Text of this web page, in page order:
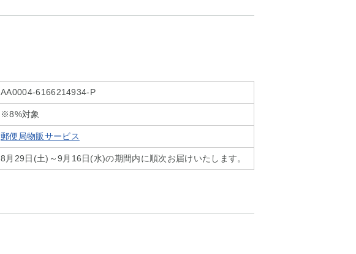
AA0004-6166214934-P
※8%対象
郵便局物販サービス
8月29日(土)～9月16日(水)の期間内に順次お届けいたします。